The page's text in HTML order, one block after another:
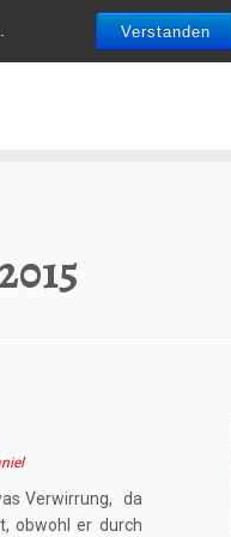
Verstanden
Verwirrung, da
obwohl er durch